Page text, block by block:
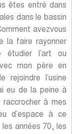
êtes entré dans
dans le bassin
avezvous
la faire rayonner
étudier l’art ou
mon père en
l’usine
eu de la peine à
à mes
d’espace à ce
années 70, les